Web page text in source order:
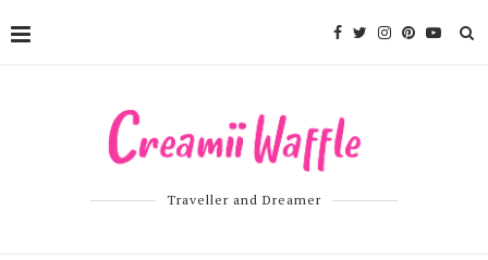
Traveller and Dreamer